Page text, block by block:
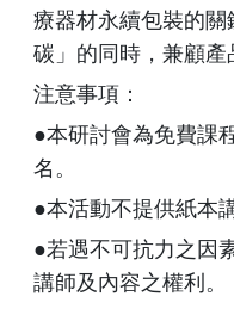
療器材永續包裝的
碳」的同時，兼顧產
注意事項：
●本研討會為免費課
名。
●本活動不提供紙本
●若遇不可抗力之因
講師及內容之權利。